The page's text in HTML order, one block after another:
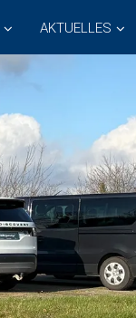
AKTUELLES